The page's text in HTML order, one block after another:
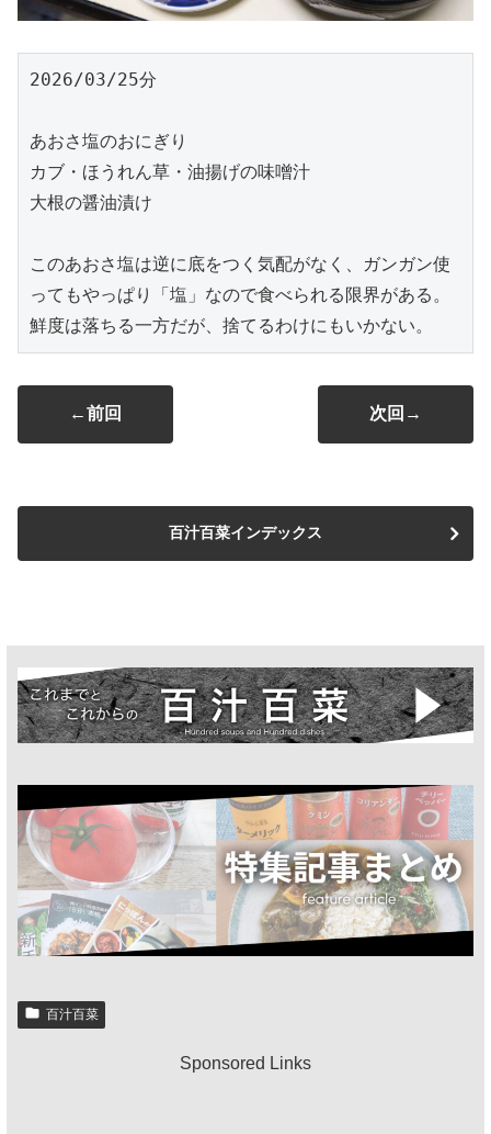
2026/03/25分
あおさ塩のおにぎり
カブ・ほうれん草・油揚げの味噌汁
大根の醤油漬け
このあおさ塩は逆に底をつく気配がなく、ガンガン使
ってもやっぱり「塩」なので食べられる限界がある。
鮮度は落ちる一方だが、捨てるわけにもいかない。
←前回 次回→
百汁百菜インデックス
百汁百菜
Sponsored Links